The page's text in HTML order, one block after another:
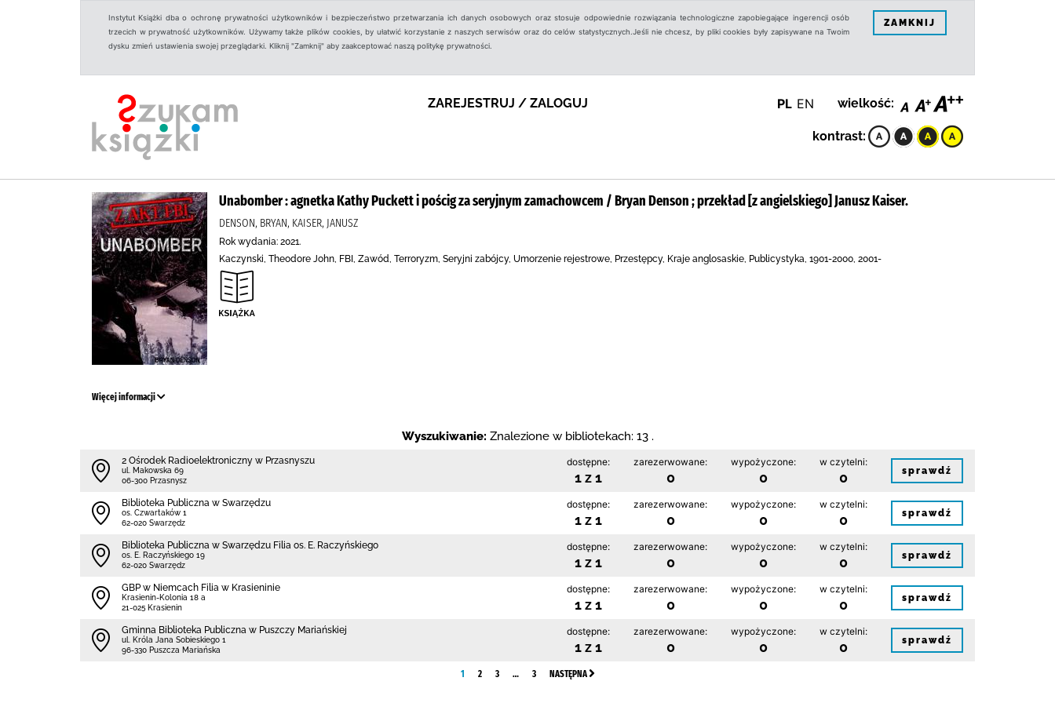
Instytut Książki dba o ochronę prywatności użytkowników i bezpieczeństwo przetwarzania ich danych osobowych oraz stosuje odpowiednie rozwiązania technologiczne zapobiegające ingerencji osób
trzecich w prywatność użytkowników. Używamy także plików cookies, by ułatwić korzystanie z naszych serwisów oraz do celów statystycznych.Jeśli nie chcesz, by pliki cookies były zapisywane na Twoim
dysku zmień ustawienia swojej przeglądarki. Kliknij "Zamknij" aby zaakceptować naszą politykę prywatności.
ZAMKNIJ
ZAREJESTRUJ / ZALOGUJ PL EN wielkość:
kontrast:
Unabomber : agnetka Kathy Puckett i pościg za seryjnym zamachowcem / Bryan Denson ; przekład [z angielskiego] Janusz Kaiser.
DENSON, BRYAN, KAISER, JANUSZ
Rok wydania: 2021.
Kaczynski, Theodore John, FBI, Zawód, Terroryzm, Seryjni zabójcy, Umorzenie rejestrowe, Przestępcy, Kraje anglosaskie, Publicystyka, 1901-2000, 2001-
Więcej informacji
Wyszukiwanie: Znalezione w bibliotekach: 13 .
2 Ośrodek Radioelektroniczny w Przasnyszu
ul. Makowska 69
06-300 Przasnysz
dostępne:
1 z 1
zarezerwowane:
0
wypożyczone:
0
w czytelni:
0 sprawdź
Biblioteka Publiczna w Swarzędzu
os. Czwartaków 1
62-020 Swarzędz
dostępne:
1 z 1
zarezerwowane:
0
wypożyczone:
0
w czytelni:
0 sprawdź
Biblioteka Publiczna w Swarzędzu Filia os. E. Raczyńskiego
os. E. Raczyńskiego 19
62-020 Swarzędz
dostępne:
1 z 1
zarezerwowane:
0
wypożyczone:
0
w czytelni:
0 sprawdź
GBP w Niemcach Filia w Krasieninie
Krasienin-Kolonia 18 a
21-025 Krasienin
dostępne:
1 z 1
zarezerwowane:
0
wypożyczone:
0
w czytelni:
0 sprawdź
Gminna Biblioteka Publiczna w Puszczy Mariańskiej
ul. Króla Jana Sobieskiego 1
96-330 Puszcza Mariańska
dostępne:
1 z 1
zarezerwowane:
0
wypożyczone:
0
w czytelni:
0 sprawdź
1 2 3 … 3 NASTĘPNA